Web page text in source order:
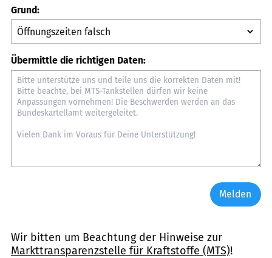
Grund:
Übermittle die richtigen Daten:
Melden
Wir bitten um Beachtung der Hinweise zur
Markttransparenzstelle für Kraftstoffe (MTS)!